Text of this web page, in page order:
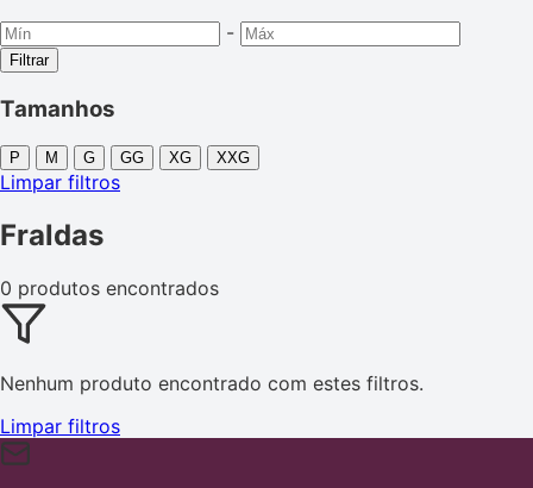
-
Filtrar
Tamanhos
P M G GG XG XXG
Limpar filtros
Fraldas
0 produtos encontrados
Nenhum produto encontrado com estes filtros.
Limpar filtros